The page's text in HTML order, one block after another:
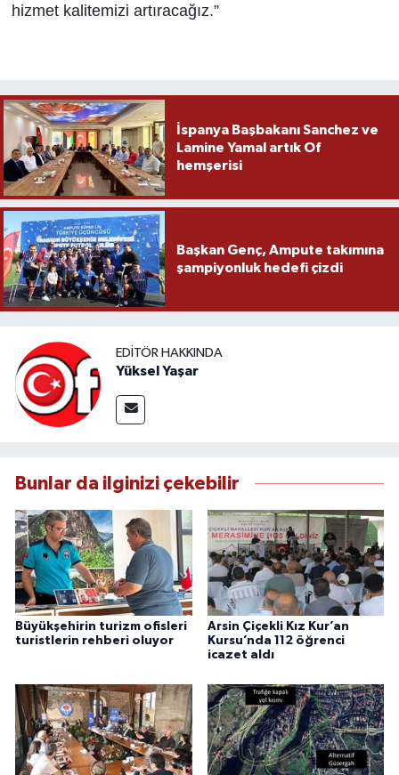
hizmet kalitemizi artıracağız.”
İspanya Başbakanı Sanchez ve
Lamine Yamal artık Of
hemşerisi
Başkan Genç, Ampute takımına
şampiyonluk hedefi çizdi
EDITÖR HAKKINDA
Yüksel Yaşar
Bunlar da ilginizi çekebilir
Büyükşehirin turizm ofisleri
turistlerin rehberi oluyor
Arsin Çiçekli Kız Kur’an
Kursu’nda 112 öğrenci
icazet aldı